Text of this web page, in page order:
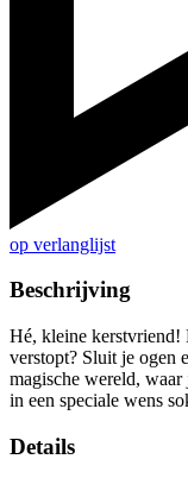
op verlanglijst
Beschrijving
Hé, kleine kerstvriend!
verstopt? Sluit je ogen
magische wereld,
in een speciale wens
Details